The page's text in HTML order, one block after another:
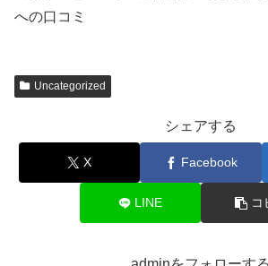
への口コミ
Uncategorized
シェアする
X Facebook
LINE コ